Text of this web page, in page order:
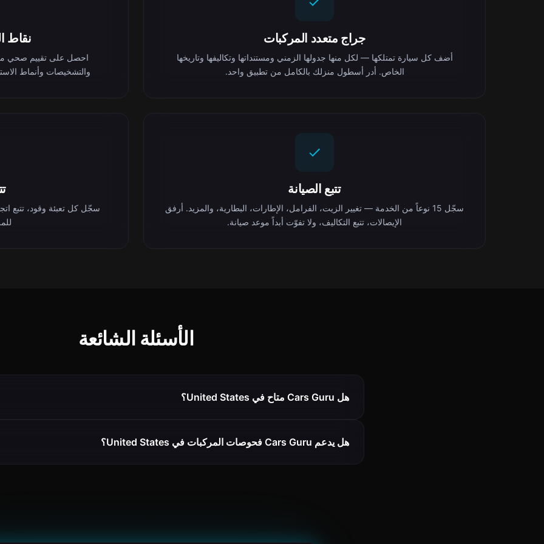
جراج متعدد المركبات
أضف كل سيارة تمتلكها — لكل منها جدولها الزمني ومستنداتها وتكاليفها وتاريخها
الخاص. أدر أسطول منزلك بالكامل من تطبيق واحد.
نقاط
والتشخيصات وأنماط
تتبع الصيانة
سجّل 15 نوعاً من الخدمة — تغيير الزيت، الفرامل، الإطارات، البطارية، والمزيد. أرفق
الإيصالات، تتبع التكاليف، ولا تفوّت أبداً موعد صيانة.
سجّل كل تعبئة وقود، تتبع
الأسئلة الشائعة
هل Cars Guru متاح في United States؟
هل يدعم Cars Guru فحوصات المركبات في United States؟